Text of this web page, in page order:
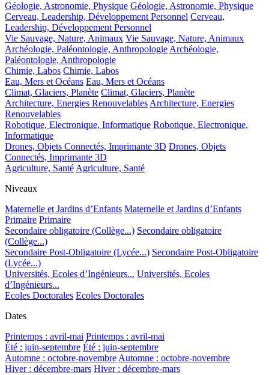
Géologie, Astronomie, Physique Géologie, Astronomie, Physique
Cerveau, Leadership, Développement Personnel Cerveau,
Leadership, Développement Personnel
Vie Sauvage, Nature, Animaux Vie Sauvage, Nature, Animaux
Archéologie, Paléontologie, AnthropologieArchéologie,
Paléontologie, Anthropologie
Chimie, Labos Chimie, Labos
Eau, Mers et Océans Eau, Mers et Océans
Climat, Glaciers, Planète Climat, Glaciers, Planète
Architecture, Energies RenouvelablesArchitecture, Energies
Renouvelables
Robotique, Electronique, Informatique Robotique, Electronique,
Informatique
Drones, Objets Connectés, Imprimante 3D Drones, Objets
Connectés, Imprimante 3D
Agriculture, SantéAgriculture, Santé
Niveaux
Maternelle et Jardins d’Enfants Maternelle et Jardins d’Enfants
Primaire Primaire
Secondaire obligatoire (Collège...) Secondaire obligatoire
(Collège...)
Secondaire Post-Obligatoire (Lycée...) Secondaire Post-Obligatoire
(Lycée...)
Universités, Ecoles d’Ingénieurs... Universités, Ecoles
d’Ingénieurs...
Ecoles Doctorales Ecoles Doctorales
Dates
Printemps : avril-mai Printemps : avril-mai
Été : juin-septembre Été : juin-septembre
Automne : octobre-novembreAutomne : octobre-novembre
Hiver : décembre-mars Hiver : décembre-mars